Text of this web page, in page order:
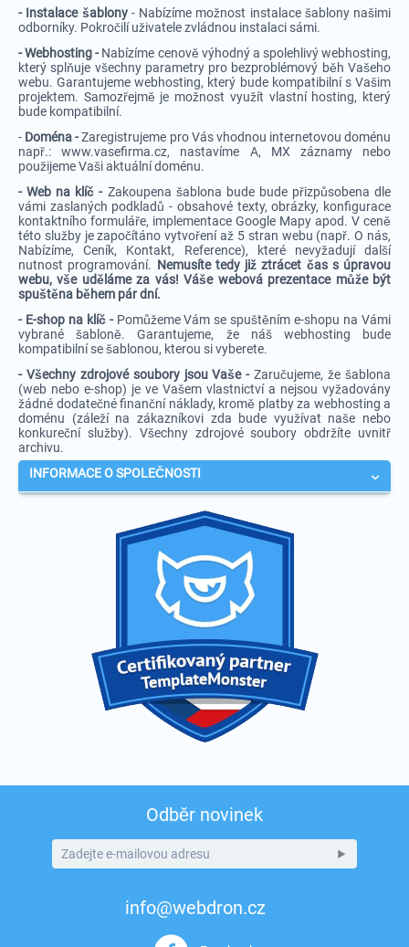
- Instalace šablony- Nabízíme možnost instalace šablony našimi
odborníky. Pokročilí uživatele zvládnou instalaci sámi.
- Webhosting -Nabízíme cenově výhodný a spolehlivý webhosting,
který splňuje všechny parametry pro bezproblémový běh Vašeho
webu. Garantujeme webhosting, který bude kompatibilní s Vašim
projektem. Samozřejmě je možnost využít vlastní hosting, který
bude kompatibilní.
- Doména -Zaregistrujeme pro Vás vhodnou internetovou doménu
např.: www.vasefirma.cz, nastavíme A, MX záznamy nebo
použijeme Vaši aktuální doménu.
- Web na klíč - Zakoupena šablona bude bude přizpůsobena dle
vámi zaslaných podkladů - obsahové texty, obrázky, konfigurace
kontaktního formuláře, implementace Google Mapy apod. V ceně
této služby je započítáno vytvoření až 5 stran webu (např. O nás,
Nabízíme, Ceník, Kontakt, Reference), které nevyžadují další
nutnost programování. Nemusíte tedy již ztrácet čas s úpravou
webu, vše uděláme za vás! Váše webová prezentace může být
spuštěna během pár dní.
- E-shop na klíč - Pomůžeme Vám se spuštěním e-shopu na Vámi
vybrané šabloně. Garantujeme, že náš webhosting bude
kompatibilní se šablonou, kterou si vyberete.
- Všechny zdrojové soubory jsou Vaše -Zaručujeme, že šablona
(web nebo e-shop) je ve Vašem vlastnictví a nejsou vyžadovány
žádné dodatečné finanční náklady, kromě platby za webhosting a
doménu (záleží na zákazníkovi zda bude využívat naše nebo
konkureční služby). Všechny zdrojové soubory obdržíte uvnitř
archivu.
INFORMACE O SPOLEČNOSTI
Odběr novinek
info@webdron.cz